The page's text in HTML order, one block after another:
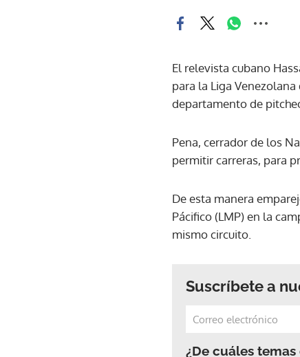
El relevista cubano
para la Liga
departamento de
Pena, cerrador de los
permitir carreras, para
De esta manera
Pácifico (LMP) en la
mismo circuito.
Suscríbete a
¿De cuáles